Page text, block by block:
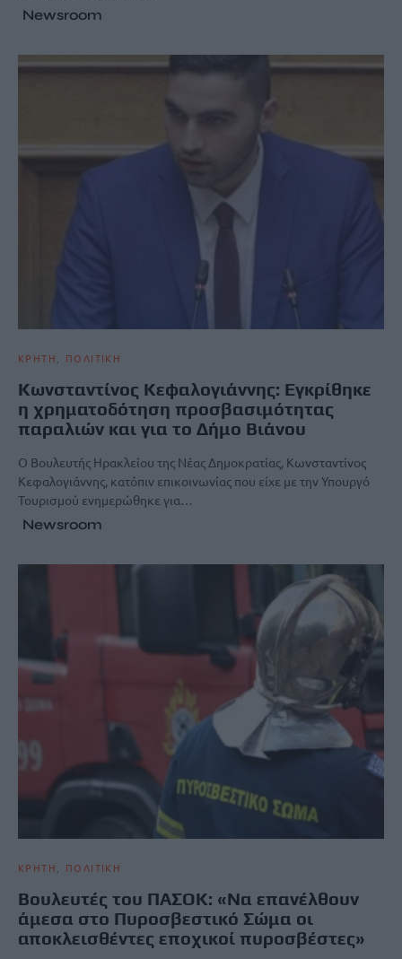
Newsroom
ΚΡΗΤΗ ΠΟΛΙΤΙΚΗ
Κωνσταντίνος Κεφαλογιάννης: Εγκρίθηκε
η χρηματοδότηση προσβασιμότητας
παραλιών και για το Δήμο Βιάνου
Ο Βουλευτής Ηρακλείου της Νέας Δημοκρατίας, Κωνσταντίνος
Κεφαλογιάννης, κατόπιν επικοινωνίας που είχε με την Υπουργό
Τουρισμού ενημερώθηκε για…
Newsroom
ΚΡΗΤΗ ΠΟΛΙΤΙΚΗ
Βουλευτές του ΠΑΣΟΚ: «Να επανέλθουν
άμεσα στο Πυροσβεστικό Σώμα οι
αποκλεισθέντες εποχικοί πυροσβέστες»